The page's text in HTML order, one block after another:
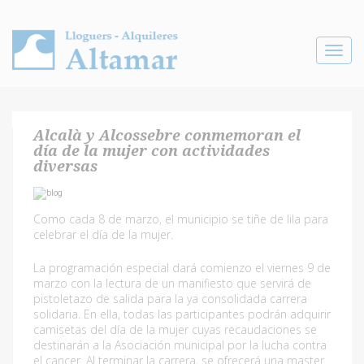
Toggle
Alcalà y Alcossebre conmemoran el
día de la mujer con actividades
diversas
Como cada 8 de marzo, el municipio se tiñe de lila para
celebrar el día de la mujer.
La programación especial dará comienzo el viernes 9 de
marzo con la lectura de un manifiesto que servirá de
pistoletazo de salida para la ya consolidada carrera
solidaria. En ella, todas las participantes podrán adquirir
camisetas del día de la mujer cuyas recaudaciones se
destinarán a la Asociación municipal por la lucha contra
el cancer. Al terminar la carrera, se ofrecerá una master